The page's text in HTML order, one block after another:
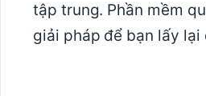
tập trung. Phần mềm
giải pháp để bạn lấy lại